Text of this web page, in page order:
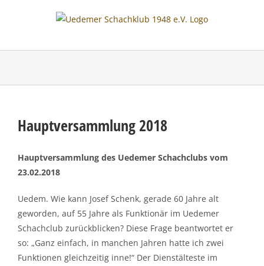
Hauptversammlung 2018
Hauptversammlung des Uedemer Schachclubs vom
23.02.2018
Uedem. Wie kann Josef Schenk, gerade 60 Jahre alt
geworden, auf 55 Jahre als Funktionär im Uedemer
Schachclub zurückblicken? Diese Frage beantwortet er
so: „Ganz einfach, in manchen Jahren hatte ich zwei
Funktionen gleichzeitig inne!“ Der Dienstälteste im